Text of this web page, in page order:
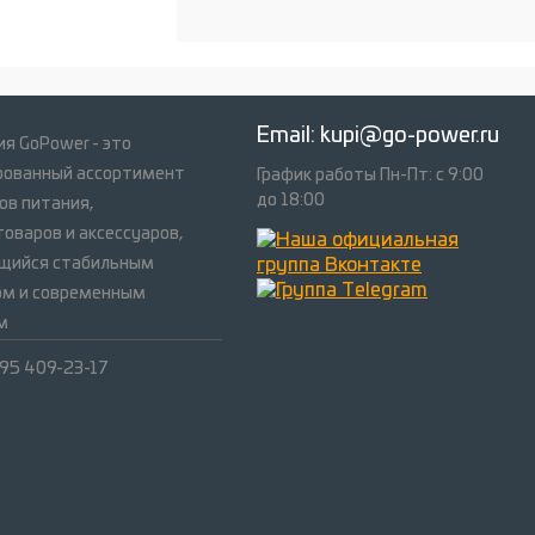
GoPower - это
ассортимент
питания,
и аксессуаров,
стабильным
и современным
409-23-17
Email: kupi@go-power.ru
График работы Пн-Пт: с 9:00
до 18:00